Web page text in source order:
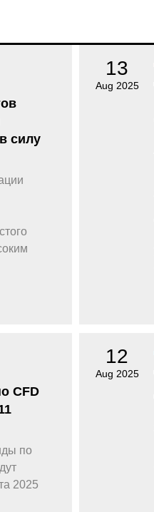
Bank, BHP и Fortescue
LVMH и Adidas
Великобритании
акциями таких компаний, как
Unilever и BP
силу
13
Aug 2025
CFD
по
2025
12
Aug 2025